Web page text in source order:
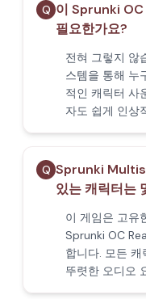
Q 이 Sprunki OC
필요한가요?
전혀 그렇지 않
스템을 통해 누
적인 캐릭터 사
자도 쉽게 인상
Q Sprunki
있는 캐릭터는
이 게임은 고유
Sprunki OC
합니다. 모든
뚜렷한 오디오